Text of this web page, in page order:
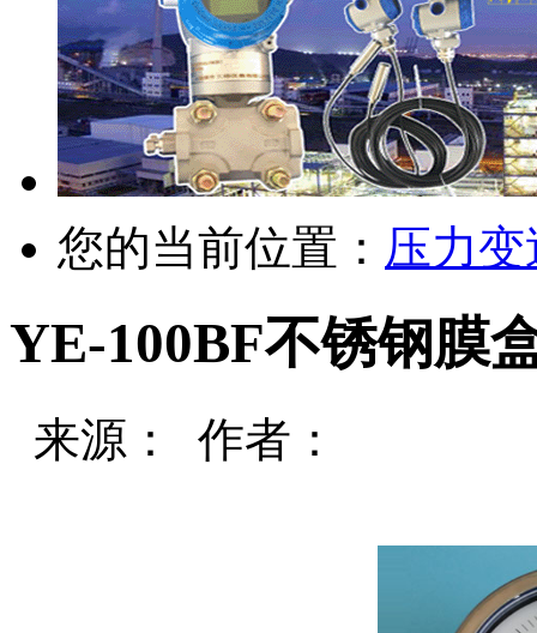
您的当前位置： 压力
YE-100BF不锈钢膜
来源： 作者：